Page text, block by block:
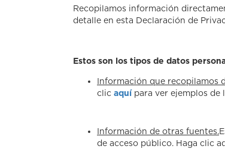
Recopilamos información
detalle en esta Declaración de
Estos son los tipos de datos
Información que recopilamos
clic aquípara ver ejemplos de
Información de otras fuentes.
de acceso público. Haga clic